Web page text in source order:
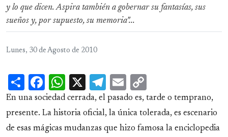
y lo que dicen. Aspira también a gobernar su fantasías, sus
sueños y, por supuesto, su memoria"...
Lunes, 30 de Agosto de 2010
ShareFacebook
WhatsApp
X Telegram
Email
Link
En una sociedad cerrada, el pasado es, tarde o temprano,
presente. La historia oficial, la única tolerada, es escenario
de esas mágicas mudanzas que hizo famosa la enciclopedia